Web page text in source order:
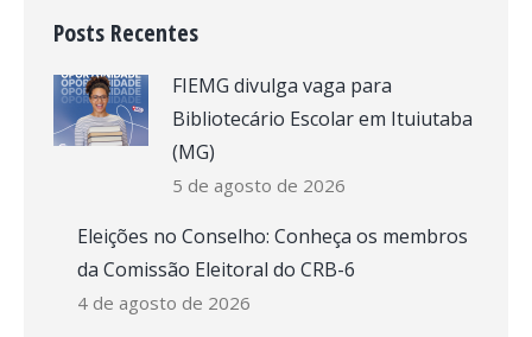
Posts Recentes
FIEMG divulga vaga para
Bibliotecário Escolar em Ituiutaba
(MG)
5 de agosto de 2026
Eleições no Conselho: Conheça os membros
da Comissão Eleitoral do CRB-6
4 de agosto de 2026